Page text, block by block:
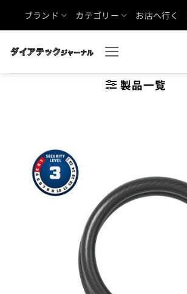
ブランド カテゴリー お店へ行く
製品一覧